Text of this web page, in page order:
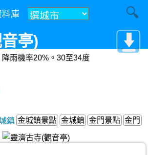
料庫
亭)
降雨機率20%。30至34度
鎮 金城鎮景點 金城鎮 金門景點 金門